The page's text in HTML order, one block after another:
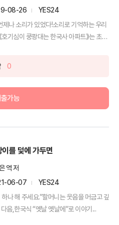
08-26
YES24
제나 소리가 있었다!소리로 기억하는 우리
호기심이 쿵쾅대는 한국사 아파트》는 초등
0
가능
이를 덫에 가두면
역 저
06-07
YES24
나 해 주세요.”할머니는 웃음을 머금고 깊
음,한국식 “옛날 옛날에”로 이야기...